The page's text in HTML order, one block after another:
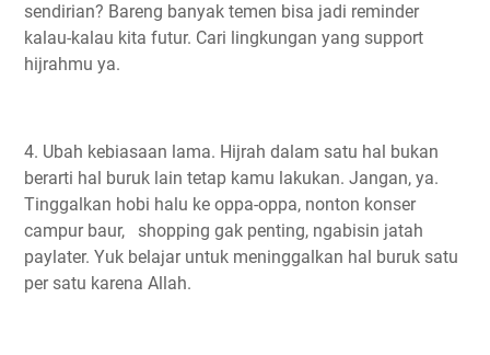
sendirian? Bareng banyak temen bisa jadi reminder
kalau-kalau kita futur. Cari lingkungan yang support
hijrahmu ya.
4. Ubah kebiasaan lama. Hijrah dalam satu hal bukan
berarti hal buruk lain tetap kamu lakukan. Jangan, ya.
Tinggalkan hobi halu ke oppa-oppa, nonton konser
campur baur, shopping gak penting, ngabisin jatah
paylater. Yuk belajar untuk meninggalkan hal buruk satu
per satu karena Allah.